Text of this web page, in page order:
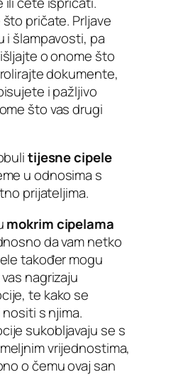
pričate. Prljave
i šlampavosti, pa
o onome što
dokumente,
i pažljivo
što vas drugi
tijesne cipele
u odnosima s
prijateljima.
mokrim cipelama
da vam netko
također mogu
nagrizaju
te kako se
s njima.
sukobljavaju se s
vrijednostima,
o čemu ovaj san